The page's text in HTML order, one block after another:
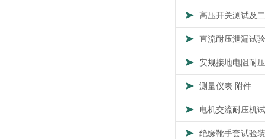
高压开关测试及
直流耐压泄漏试验
安规接地电阻耐
测量仪表 附件
电机交流耐压机
绝缘靴手套试验